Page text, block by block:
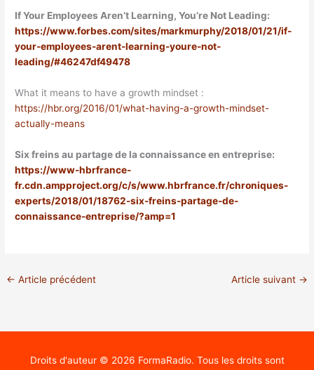
If Your Employees Aren’t Learning, You’re Not Leading:
https://www.forbes.com/sites/markmurphy/2018/01/21/if-
your-employees-arent-learning-youre-not-
leading/#46247df49478
What it means to have a growth mindset :
https://hbr.org/2016/01/what-having-a-growth-mindset-
actually-means
Six freins au partage de la connaissance en entreprise:
https://www-hbrfrance-
fr.cdn.ampproject.org/c/s/www.hbrfrance.fr/chroniques-
experts/2018/01/18762-six-freins-partage-de-
connaissance-entreprise/?amp=1
← Article précédent Article suivant →
Droits d'auteur © 2026 FormaRadio. Tous les droits sont